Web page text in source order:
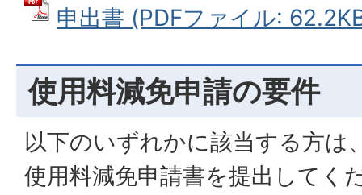
申出書 (PDFファイル:
使用料減免申請の要件
以下のいずれかに該当する方は
使用料減免申請書を提出してく